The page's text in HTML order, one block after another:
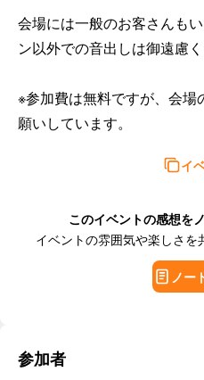
会場には一般のお客さんも
ン以外での音出しは御遠慮く
※参加費は無料ですが、会場
願いしています。
イ
このイベントの感想を
イベントの雰囲気や楽しさを
ノー
参加者